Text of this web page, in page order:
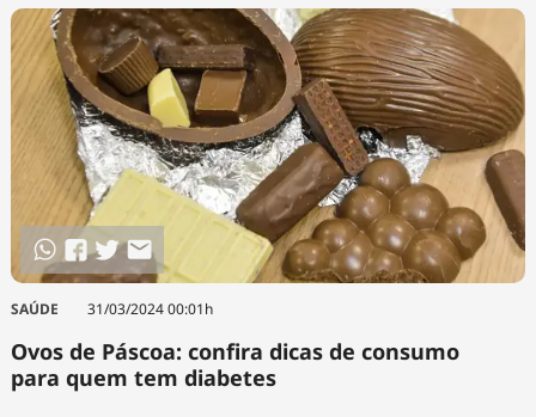
SAÚDE 31/03/2024 00:01h
Ovos de Páscoa: confira dicas de consumo
para quem tem diabetes